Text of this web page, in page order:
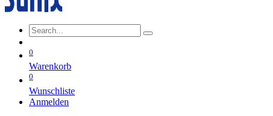
0
Warenkorb
0
Wunschliste
Anmelden